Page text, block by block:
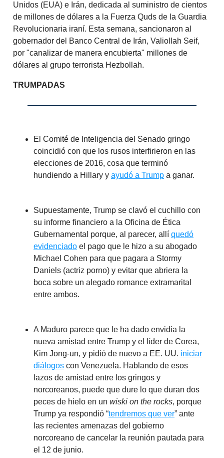
Unidos (EUA) e Irán, dedicada al suministro de cientos
de millones de dólares a la Fuerza Quds de la Guardia
Revolucionaria iraní. Esta semana, sancionaron al
gobernador del Banco Central de Irán, Valiollah Seif,
por "canalizar de manera encubierta" millones de
dólares al grupo terrorista Hezbollah.
TRUMPADAS
El Comité de Inteligencia del Senado gringo
coincidió con que los rusos interfirieron en las
elecciones de 2016, cosa que terminó
hundiendo a Hillary y ayudó a Trump a ganar.
Supuestamente, Trump se clavó el cuchillo con
su informe financiero a la Oficina de Ética
Gubernamental porque, al parecer, allí quedó
evidenciado el pago que le hizo a su abogado
Michael Cohen para que pagara a Stormy
Daniels (actriz porno) y evitar que abriera la
boca sobre un alegado romance extramarital
entre ambos.
A Maduro parece que le ha dado envidia la
nueva amistad entre Trump y el líder de Corea,
Kim Jong-un, y pidió de nuevo a EE. UU. iniciar
diálogos con Venezuela. Hablando de esos
lazos de amistad entre los gringos y
norcoreanos, puede que dure lo que duran dos
peces de hielo en un wiski on the rocks, porque
Trump ya respondió “tendremos que ver” ante
las recientes amenazas del gobierno
norcoreano de cancelar la reunión pautada para
el 12 de junio.